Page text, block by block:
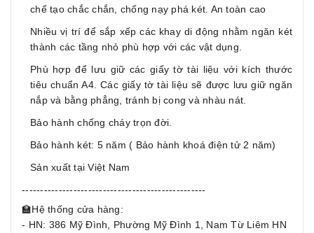
chế tạo chắc chắn, chống nạy phá két. An toàn cao
Nhiều vị trí để sắp xếp các khay di động nhằm ngăn két
thành các tầng nhỏ phù hợp với các vật dụng.
Phù hợp để lưu giữ các giấy tờ tài liệu với kích thước
tiêu chuẩn A4. Các giấy tờ tài liệu sẽ được lưu giữ ngăn
nắp và bằng phẳng, tránh bị cong và nhàu nát.
Bảo hành chống cháy trọn đời.
Bảo hành két: 5 năm ( Bảo hành khoá điện tử 2 năm)
Sản xuất tại Việt Nam
--------------------------------------------------
🏫Hệ thống cửa hàng:
- HN: 386 Mỹ Đình, Phường Mỹ Đình 1, Nam Từ Liêm HN